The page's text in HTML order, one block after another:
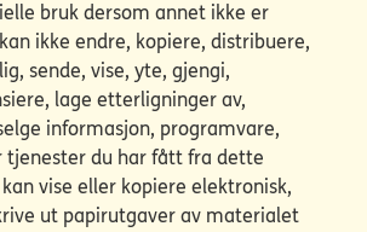
bruk dersom annet ikke er
ikke endre, kopiere, distribuere,
sende, vise, yte, gjengi,
lage etterligninger av,
informasjon, programvare,
tjenester du har fått fra dette
vise eller kopiere elektronisk,
ut papirutgaver av materialet